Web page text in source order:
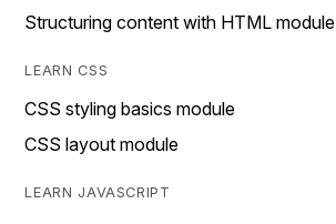
Structuring content with HTML module
LEARN CSS
CSS styling basics module
CSS layout module
LEARN JAVASCRIPT